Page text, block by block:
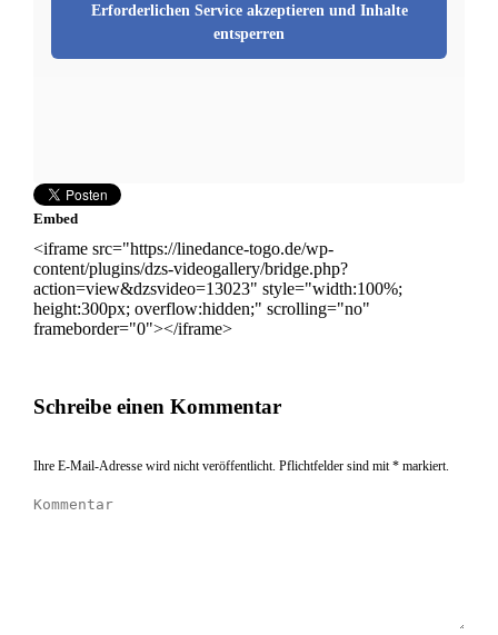
Erforderlichen Service akzeptieren und Inhalte
entsperren
Embed
<iframe src="https://linedance-togo.de/wp-
content/plugins/dzs-videogallery/bridge.php?
action=view&dzsvideo=13023" style="width:100%;
height:300px; overflow:hidden;" scrolling="no"
frameborder="0"></iframe>
Schreibe einen Kommentar
Ihre E-Mail-Adresse wird nicht veröffentlicht. Pflichtfelder sind mit* markiert.
Kommentar